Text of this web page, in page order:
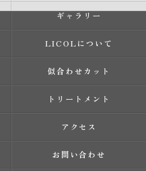
ギャラリー
LICOLについて
似合わせカット
トリートメント
アクセス
お問い合わせ